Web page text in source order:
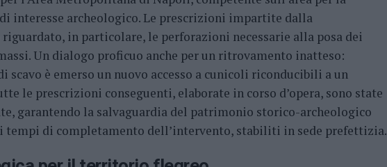
interesse archeologico. Le prescrizioni impartite dalla
in particolare, le perforazioni necessarie alla posa dei
Un dialogo proficuo anche per un ritrovamento inatteso:
scavo è emerso un nuovo accesso a cunicoli riconducibili a un
le prescrizioni conseguenti, elaborate in corso d’opera, sono state
garantendo la salvaguardia del patrimonio storico-archeologico
tempi di completamento dell’intervento, stabiliti in sede prefettizia.